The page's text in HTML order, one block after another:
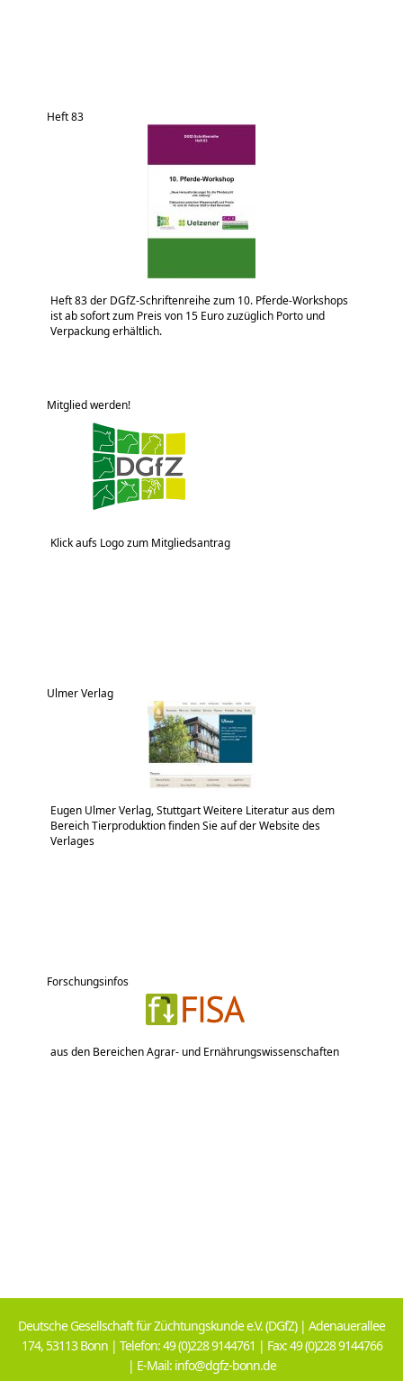
Heft 83
Heft 83 der DGfZ-Schriftenreihe zum 10. Pferde-Workshops
ist ab sofort zum Preis von 15 Euro zuzüglich Porto und
Verpackung erhältlich.
Mitglied werden!
Klick aufs Logo zum Mitgliedsantrag
Ulmer Verlag
Eugen Ulmer Verlag, Stuttgart Weitere Literatur aus dem
Bereich Tierproduktion finden Sie auf der Website des
Verlages
Forschungsinfos
aus den Bereichen Agrar- und Ernährungswissenschaften
Deutsche Gesellschaft für Züchtungskunde e.V. (DGfZ) | Adenauerallee
174, 53113 Bonn | Telefon: 49 (0)228 9144761 | Fax: 49 (0)228 9144766
| E-Mail: info@dgfz-bonn.de